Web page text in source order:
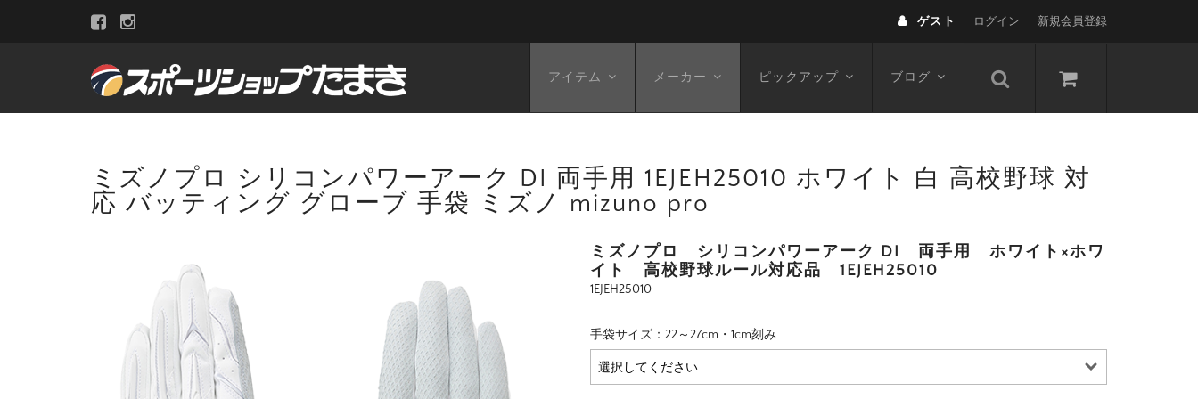
ゲスト ログイン 新規会員登録
アイテム メーカー ピックアップ ブログ
ミズノプロ シリコンパワーアーク DI 両手用 1EJEH25010 ホワイト 白 高校野球 対
応 バッティング グローブ 手袋 ミズノ mizuno pro
ミズノプロ シリコンパワーアーク DI 両手用 ホワイト×ホワ
イト 高校野球ルール対応品 1EJEH25010
1EJEH25010
手袋サイズ：22～27cm・1cm刻み